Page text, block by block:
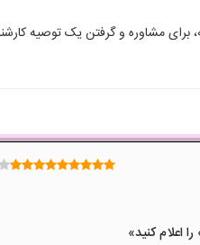
مشاوره و گرفتن یک توصیه